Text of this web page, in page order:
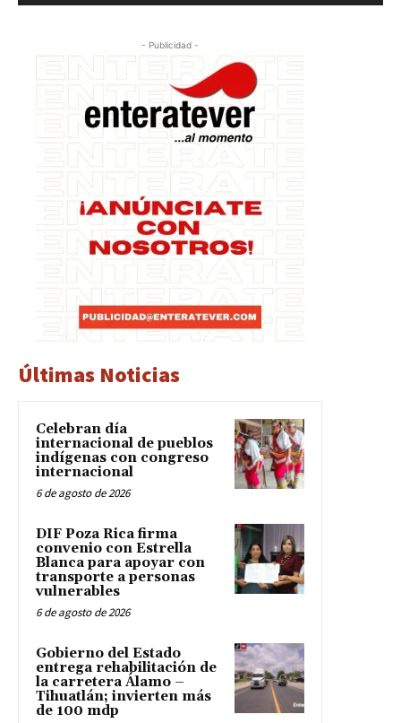
- Publicidad -
Últimas Noticias
Celebran día
internacional de pueblos
indígenas con congreso
internacional
6 de agosto de 2026
DIF Poza Rica firma
convenio con Estrella
Blanca para apoyar con
transporte a personas
vulnerables
6 de agosto de 2026
Gobierno del Estado
entrega rehabilitación de
la carretera Álamo –
Tihuatlán; invierten más
de 100 mdp